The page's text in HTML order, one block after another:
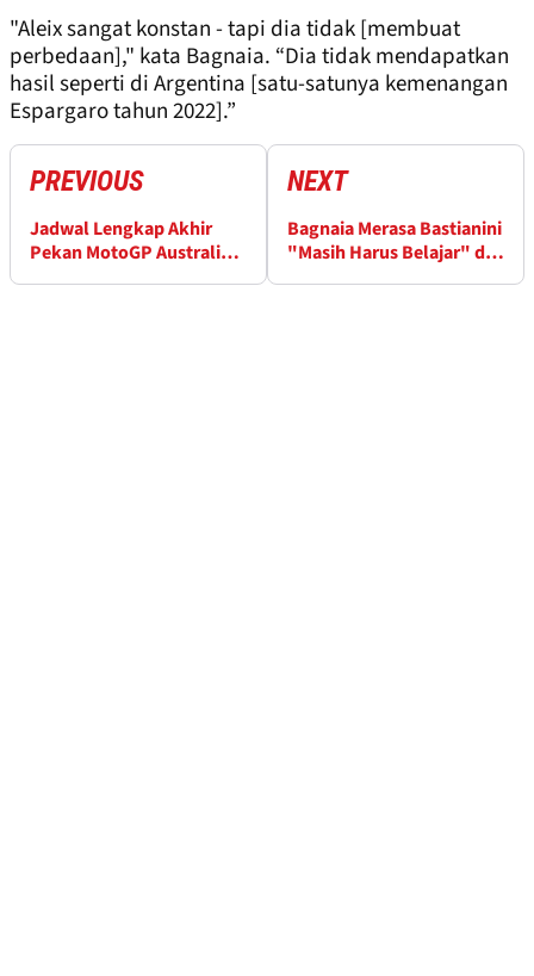
"Aleix sangat konstan - tapi dia tidak [membuat
perbedaan]," kata Bagnaia. “Dia tidak mendapatkan
hasil seperti di Argentina [satu-satunya kemenangan
Espargaro tahun 2022].”
PREVIOUS
Jadwal Lengkap Akhir
Pekan MotoGP Australia
NEXT
Bagnaia Merasa Bastianini
"Masih Harus Belajar" di